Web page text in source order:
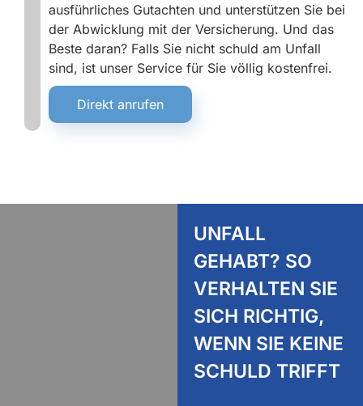
ausführliches Gutachten und unterstützen Sie bei
der Abwicklung mit der Versicherung. Und das
Beste daran? Falls Sie nicht schuld am Unfall
sind, ist unser Service für Sie völlig kostenfrei.
Direkt anrufen
UNFALL
GEHABT? SO
VERHALTEN SIE
SICH RICHTIG,
WENN SIE KEINE
SCHULD TRIFFT